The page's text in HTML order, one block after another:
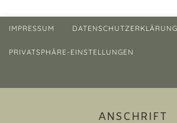
IMPRESSUM DATENSCHUTZERKLÄRUNG
PRIVATSPHÄRE-EINSTELLUNGEN
ANSCHRIFT